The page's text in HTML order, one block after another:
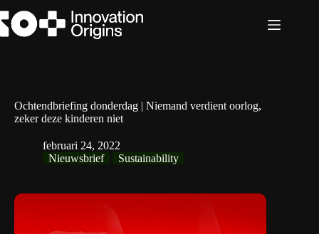
naar
de
Ochtendbriefing donderdag | Niemand verdient oorlog,
zeker deze kinderen niet
februari 24, 2022
Nieuwsbrief
Sustainability